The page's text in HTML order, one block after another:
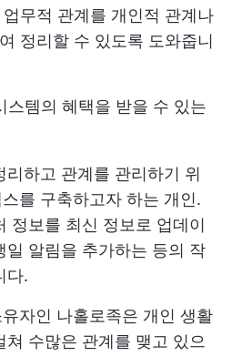
무적 관계를 개인적 관계나
정리할 수 있도록 도와줍니
스템의 혜택을 받을 수 있는
리하고 관계를 관리하기 위
를 구축하고자 하는 개인.
정보를 최신 정보로 업데이
일 알림을 추가하는 등의 작
다.
자인 나홀로족은 개인 생활
쳐 수많은 관계를 맺고 있으